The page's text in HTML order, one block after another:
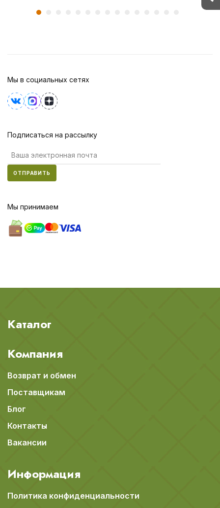
Мы в социальных сетях
Подписаться на рассылку
ОТПРАВИТЬ
Мы принимаем
Каталог
Компания
Возврат и обмен
Поставщикам
Блог
Контакты
Вакансии
Информация
Политика конфиденциальности